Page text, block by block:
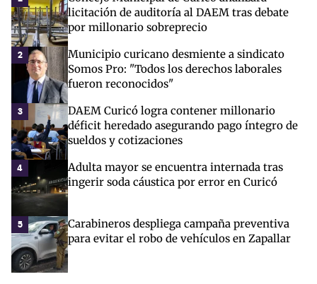
licitación de auditoría al DAEM tras debate
por millonario sobreprecio
2
Municipio curicano desmiente a sindicato
Somos Pro: "Todos los derechos laborales
fueron reconocidos"
3
DAEM Curicó logra contener millonario
déficit heredado asegurando pago íntegro de
sueldos y cotizaciones
4
Adulta mayor se encuentra internada tras
ingerir soda cáustica por error en Curicó
5
Carabineros despliega campaña preventiva
para evitar el robo de vehículos en Zapallar